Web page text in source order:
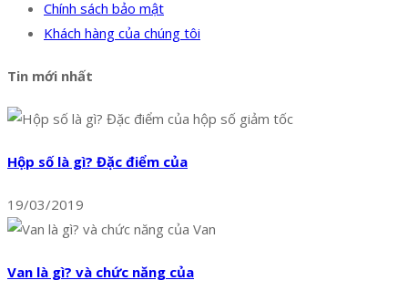
Chính sách bảo mật
Khách hàng của chúng tôi
Tin mới nhất
Hộp số là gì? Đặc điểm của
19/03/2019
Van là gì? và chức năng của